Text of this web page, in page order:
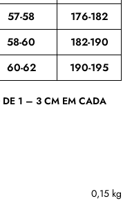
57-58
176-182
58-60
182-190
60-62 190-195
DE 1 – 3 CM EM CADA
0,15 kg